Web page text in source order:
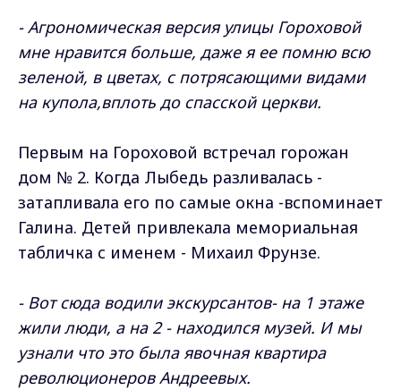
- Агрономическая версия улицы Гороховой
мне нравится больше, даже я ее помню всю
зеленой, в цветах, с потрясающими видами
на купола,вплоть до спасской церкви.
Первым на Гороховой встречал горожан
дом № 2. Когда Лыбедь разливалась -
затапливала его по самые окна -вспоминает
Галина. Детей привлекала мемориальная
табличка с именем - Михаил Фрунзе.
- Вот сюда водили экскурсантов- на 1 этаже
жили люди, а на 2 - находился музей. И мы
узнали что это была явочная квартира
революционеров Андреевых.